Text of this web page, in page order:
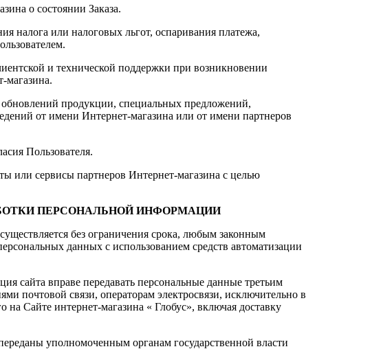
о состоянии Заказа.
налога или налоговых льгот, оспаривания платежа,
и технической поддержки при возникновении
магазина.
обновлений продукции, специальных предложений,
от имени Интернет-магазина или от имени партнеров
Пользователя.
или сервисы партнеров Интернет-магазина с целью
ПЕРСОНАЛЬНОЙ ИНФОРМАЦИИ
без ограничения срока, любым законным
данных с использованием средств автоматизации
сайта вправе передавать персональные данные третьим
почтовой связи, операторам электросвязи, исключительно в
на Сайте интернет-магазина « Глобус», включая доставку
уполномоченным органам государственной власти